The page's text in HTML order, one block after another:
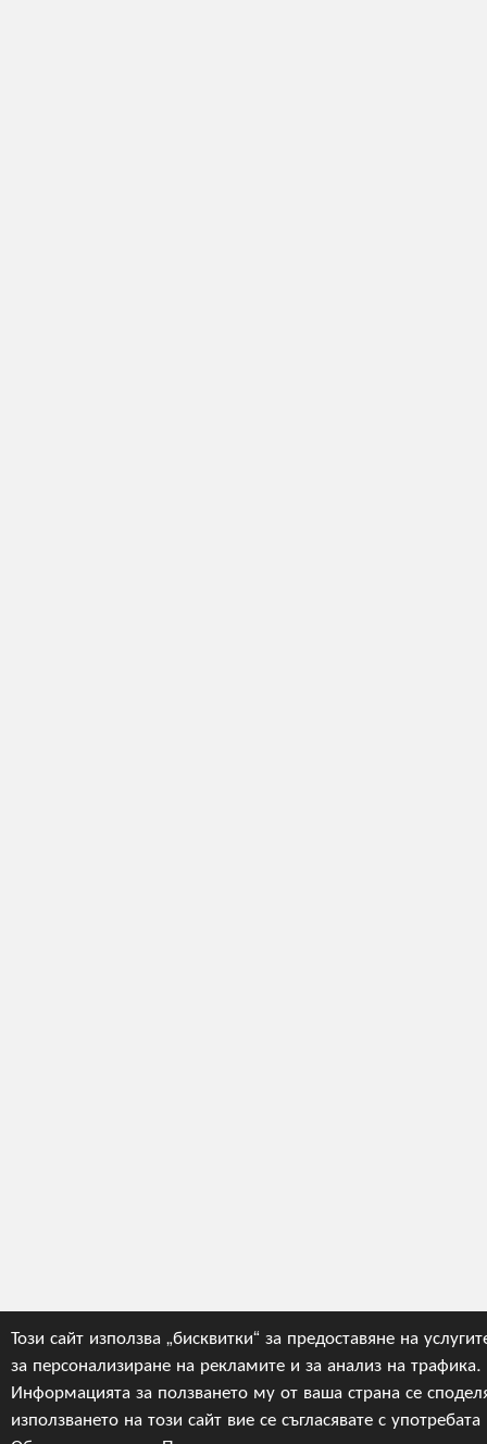
Този сайт използва „бисквитки“ за предоставяне на
за персонализиране на рекламите и за анализ на трафика.
Информацията за ползването му от ваша страна се
използването на този сайт вие се съгласявате с